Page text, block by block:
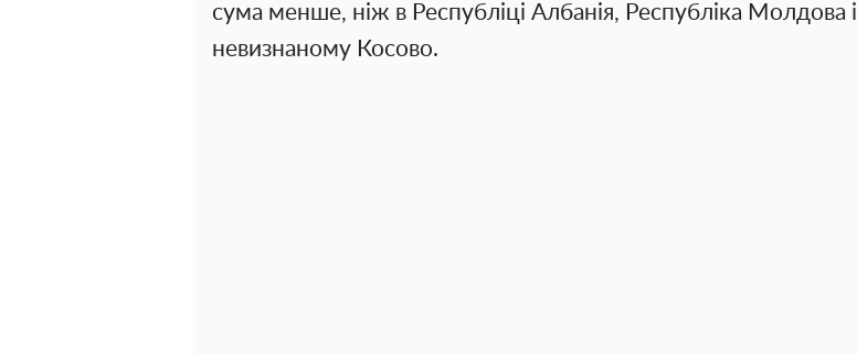
сума менше, ніж в Республіці Албанія, Республіка Молдова і
невизнаному Косово.